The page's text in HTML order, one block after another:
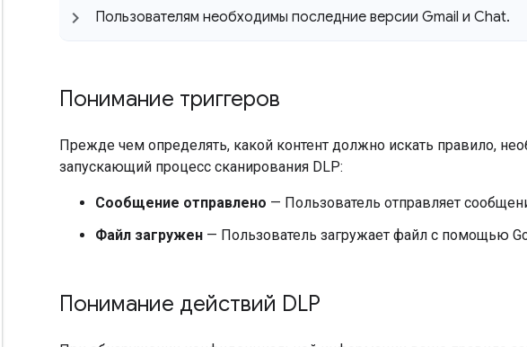
Пользователям необходимы последние версии Gmail и Chat.
Понимание триггеров
Прежде чем определять, какой контент должно искать правило,
запускающий процесс сканирования DLP:
Сообщение отправлено — Пользователь отправляет
Файл загружен — Пользователь загружает файл с помощью
Понимание действий DLP